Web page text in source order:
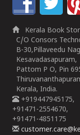
Kerala Book
C/O Consors
B-30,Pillaveedu
Kesavadasapuram,
Pattom P O, Pin
Kerala, India.
+919447945175,
+91471-2554670,
+91471-4851175